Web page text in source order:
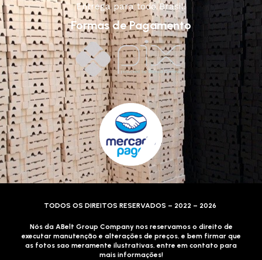
Entrega para todo Brasil!
Formas de Pagamento
TODOS OS DIREITOS RESERVADOS – 2022 – 2026
Nós da ABelt Group Company nos reservamos o direito de
executar manutenção e alterações de preços, e bem firmar que
as fotos sao meramente ilustrativas, entre em contato para
mais informações!